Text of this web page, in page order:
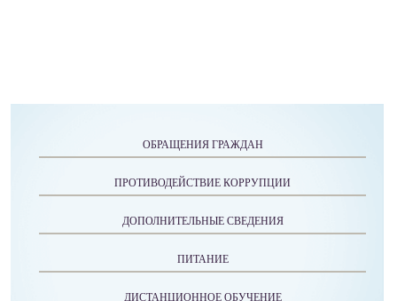
ОБРАЩЕНИЯ ГРАЖДАН
ПРОТИВОДЕЙСТВИЕ КОРРУПЦИИ
ДОПОЛНИТЕЛЬНЫЕ СВЕДЕНИЯ
ПИТАНИЕ
ДИСТАНЦИОННОЕ ОБУЧЕНИЕ